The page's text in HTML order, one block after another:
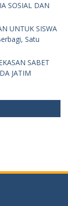
SOSIAL DAN
UNTUK SISWA
Satu
SABET
JATIM